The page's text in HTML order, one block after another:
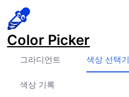
Color Picker
그라디언트 색상 선택기
색상 기록